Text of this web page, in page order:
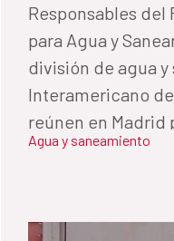
Responsables del
para Agua y
división de agua
Interamericano
reúnen en Madrid
operaciones
Agua y saneamiento